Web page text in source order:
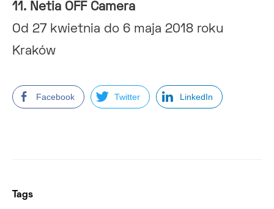
11. Netia OFF Camera
Od 27 kwietnia do 6 maja 2018 roku
Kraków
Facebook Twitter LinkedIn
Tags